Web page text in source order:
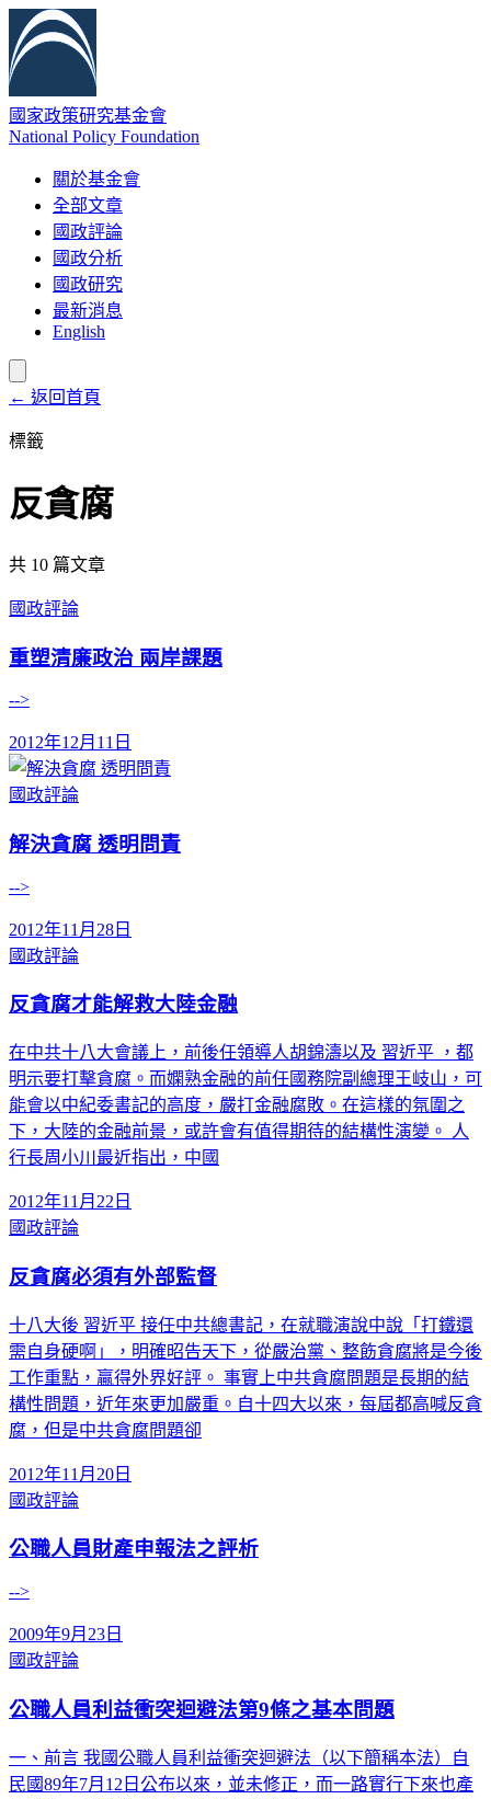
國家政策研究基金會
National Policy Foundation
關於基金會
全部文章
國政評論
國政分析
國政研究
最新消息
English
← 返回首頁
標籤
反貪腐
共 10 篇文章
國政評論
重塑清廉政治 兩岸課題
-->
2012年12月11日
國政評論
解決貪腐 透明問責
-->
2012年11月28日
國政評論
反貪腐才能解救大陸金融
在中共十八大會議上，前後任領導人胡錦濤以及 習近平 ，都
明示要打擊貪腐。而嫻熟金融的前任國務院副總理王岐山，可
能會以中紀委書記的高度，嚴打金融腐敗。在這樣的氛圍之
下，大陸的金融前景，或許會有值得期待的結構性演變。 人
行長周小川最近指出，中國
2012年11月22日
國政評論
反貪腐必須有外部監督
十八大後 習近平 接任中共總書記，在就職演說中說「打鐵還
需自身硬啊」，明確昭告天下，從嚴治黨、整飭貪腐將是今後
工作重點，贏得外界好評。 事實上中共貪腐問題是長期的結
構性問題，近年來更加嚴重。自十四大以來，每屆都高喊反貪
腐，但是中共貪腐問題卻
2012年11月20日
國政評論
公職人員財產申報法之評析
-->
2009年9月23日
國政評論
公職人員利益衝突迴避法第9條之基本問題
一、前言 我國公職人員利益衝突迴避法（以下簡稱本法）自
民國89年7月12日公布以來，並未修正，而一路實行下來也產